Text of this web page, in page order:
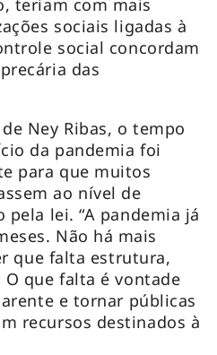
sociais ligadas à
social concordam
das
Ney Ribas, o tempo
da pandemia foi
para que muitos
ao nível de
lei. “A pandemia já
Não há mais
que falta estrutura,
que falta é vontade
e tornar públicas
recursos destinados à